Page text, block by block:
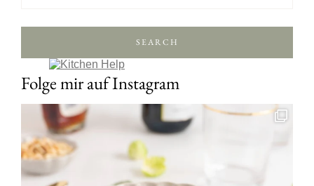
SEARCH
Folge mir auf Instagram